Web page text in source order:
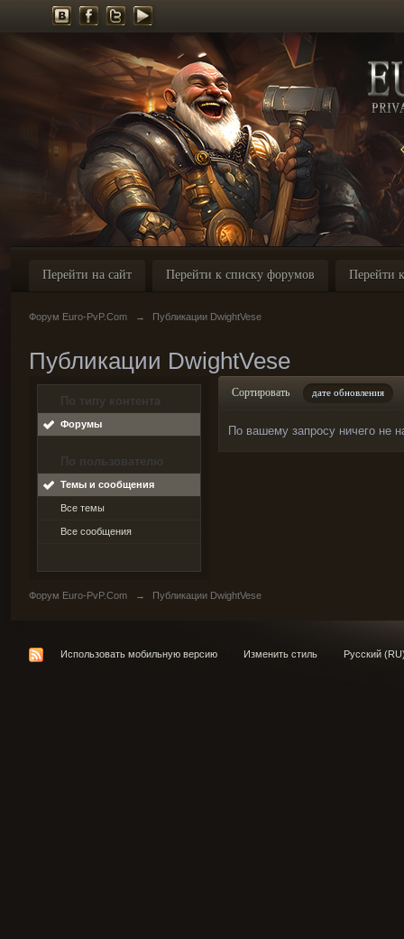
Перейти на сайт Перейти к списку форумов Перейти
Форум Euro-PvP.Com → Публикации DwightVese
Публикации DwightVese
По типу контента
Форумы
По пользователю
Темы и сообщения
Все темы
Все сообщения
Сортировать дате обновления
По вашему запросу ничего не
Форум Euro-PvP.Com → Публикации DwightVese
Использовать мобильную версию Изменить стиль Русский